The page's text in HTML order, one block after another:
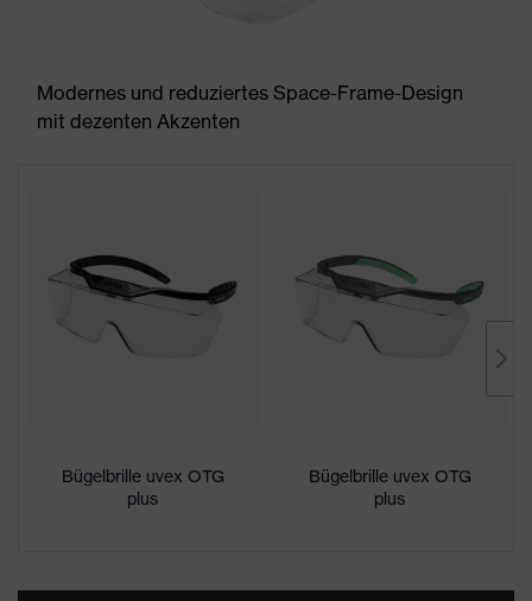
Modernes und reduziertes Space-Frame-Design
mit dezenten Akzenten
Bügelbrille uvex OTG
plus
Bügelbrille uvex OTG
plus